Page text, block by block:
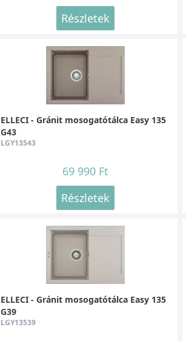
Részletek
ELLECI - Gránit mosogatótálca Easy 135
G43
LGY13543
69 990 Ft
Részletek
ELLECI - Gránit mosogatótálca Easy 135
G39
LGY13539